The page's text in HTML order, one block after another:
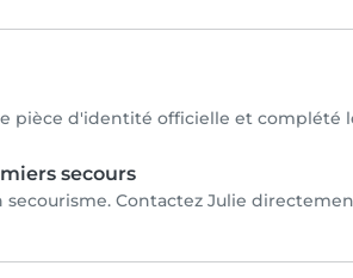
pièce d'identité officielle et complété
secours
secourisme. Contactez Julie